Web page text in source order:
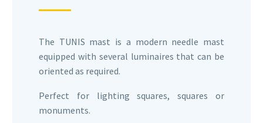
The TUNIS mast is a modern needle mast
equipped with several luminaires that can be
oriented as required.
Perfect for lighting squares, squares or
monuments.